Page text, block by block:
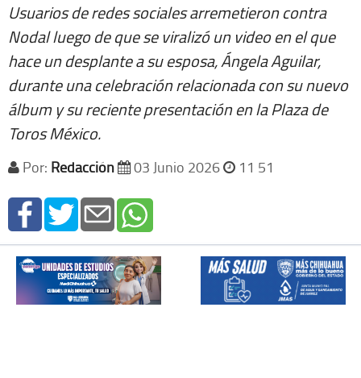
Usuarios de redes sociales arremetieron contra
Nodal luego de que se viralizó un video en el que
hace un desplante a su esposa, Ángela Aguilar,
durante una celebración relacionada con su nuevo
álbum y su reciente presentación en la Plaza de
Toros México.
Por: Redacción 03 Junio 2026 11 51